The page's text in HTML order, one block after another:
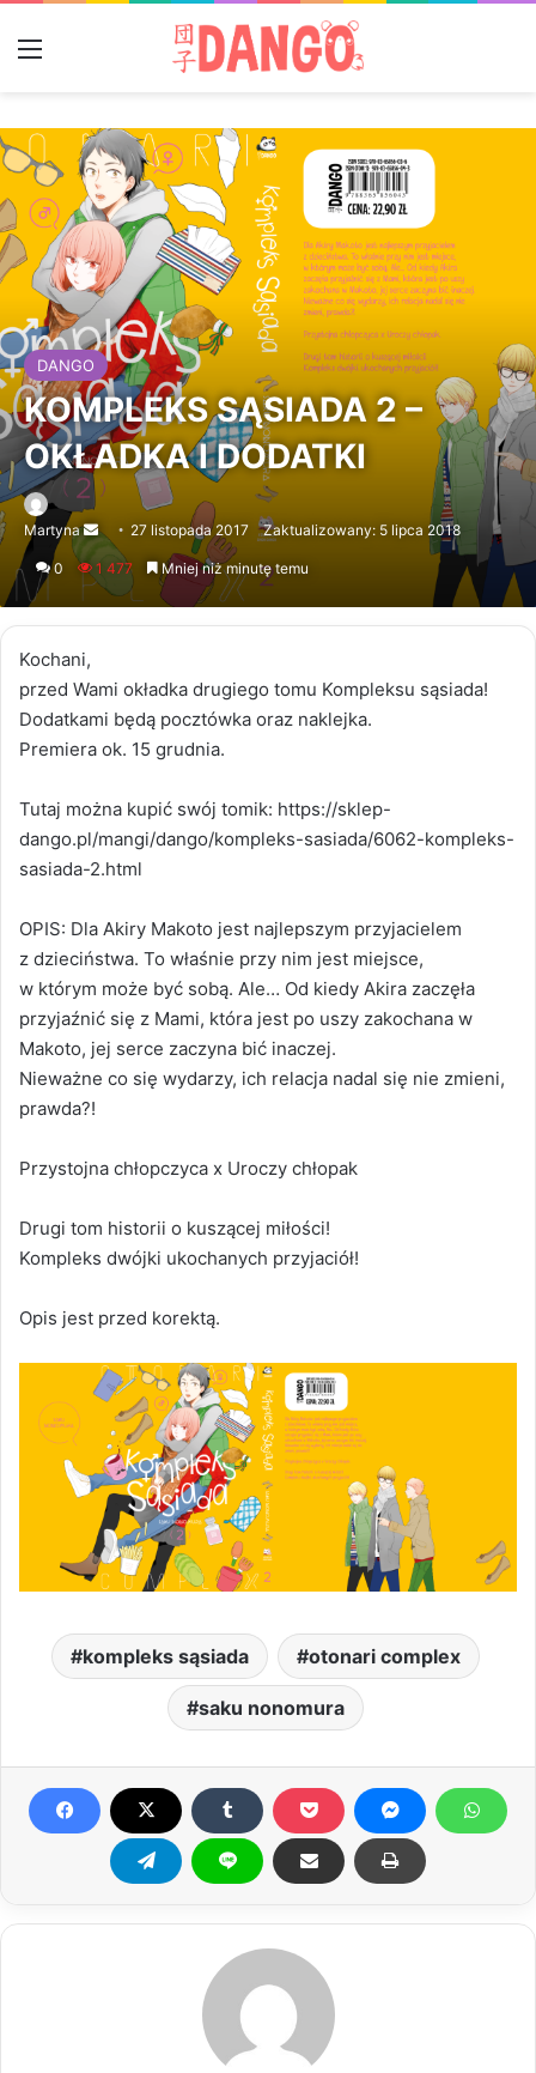
DANGO
KOMPLEKS SĄSIADA 2 –
OKŁADKA I DODATKI
Martyna
Send
an
email
27 listopada 2017 Zaktualizowany: 5 lipca 2018
0 1 477 Mniej niż minutę temu
Kochani,
przed Wami okładka drugiego tomu Kompleksu sąsiada!
Dodatkami będą pocztówka oraz naklejka.
Premiera ok. 15 grudnia.
Tutaj można kupić swój tomik: https://sklep-
dango.pl/mangi/dango/kompleks-sasiada/6062-kompleks-
sasiada-2.html
OPIS: Dla Akiry Makoto jest najlepszym przyjacielem
z dzieciństwa. To właśnie przy nim jest miejsce,
w którym może być sobą. Ale… Od kiedy Akira zaczęła
przyjaźnić się z Mami, która jest po uszy zakochana w
Makoto, jej serce zaczyna bić inaczej.
Nieważne co się wydarzy, ich relacja nadal się nie zmieni,
prawda?!
Przystojna chłopczyca x Uroczy chłopak
Drugi tom historii o kuszącej miłości!
Kompleks dwójki ukochanych przyjaciół!
Opis jest przed korektą.
kompleks sąsiada otonari complex
saku nonomura